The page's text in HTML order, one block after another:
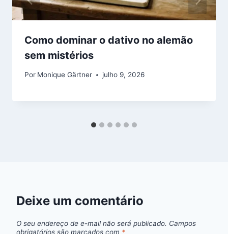
Como dominar o dativo no alemão
sem mistérios
Por Monique Gärtner julho 9, 2026
Deixe um comentário
O seu endereço de e-mail não será publicado. Campos
obrigatórios são marcados com *